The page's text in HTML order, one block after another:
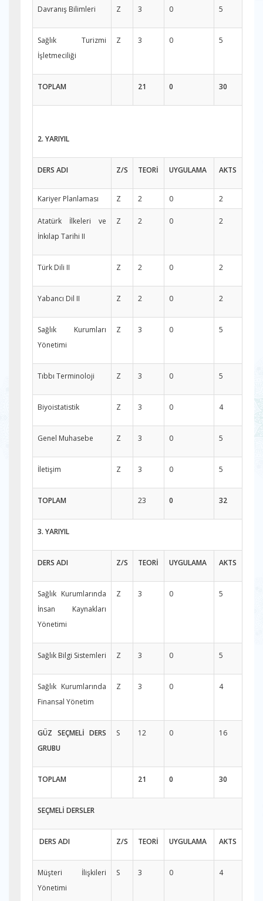
Davranış Bilimleri Z 3 0 5
Sağlık Turizmi
İşletmeciliği
Z 3 0 5
TOPLAM 21 0 30
2. YARIYIL
DERS ADI Z/S TEORİ UYGULAMA AKTS
Kariyer Planlaması Z 2 0 2
Atatürk İlkeleri ve
İnkılap Tarihi II
Z 2 0 2
Türk Dili II Z 2 0 2
Yabancı Dil II Z 2 0 2
Sağlık Kurumları
Yönetimi
Z 3 0 5
Tıbbı Terminoloji Z 3 0 5
Biyoistatistik Z 3 0 4
Genel Muhasebe Z 3 0 5
İletişim Z 3 0 5
TOPLAM 23 0 32
3. YARIYIL
DERS ADI Z/S TEORİ UYGULAMA AKTS
Sağlık Kurumlarında
İnsan Kaynakları
Yönetimi
Z 3 0 5
Sağlık Bilgi Sistemleri Z 3 0 5
Sağlık Kurumlarında
Finansal Yönetim
Z 3 0 4
GÜZ SEÇMELİ DERS
GRUBU
S 12 0 16
TOPLAM 21 0 30
SEÇMELİ DERSLER
DERS ADI Z/S TEORİ UYGULAMA AKTS
Müşteri İlişkileri
Yönetimi
S 3 0 4